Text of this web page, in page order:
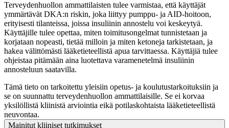
Terveydenhuollon ammattilaisten tulee varmistaa, että käyttäjät
ymmärtävät DKA:n riskin, joka liittyy pumppu- ja AID-hoitoon,
erityisesti tilanteissa, joissa insuliinin annostelu voi keskeytyä.
Käyttäjille tulee opettaa, miten toimitusongelmat tunnistetaan ja
korjataan nopeasti, tietää milloin ja miten ketoneja tarkistetaan, ja
hakea välittömästi lääketieteellistä apua tarvittaessa. Käyttäjiä tulee
ohjeistaa pitämään aina luotettava varamenetelmä insuliinin
annosteluun saatavilla.
Tämä tieto on tarkoitettu yleisiin opetus- ja koulutustarkoituksiin ja
se on suunnattu terveydenhuollon ammattilaisille. Se ei korvaa
yksilöllistä kliinistä arviointia eikä potilaskohtaista lääketieteellistä
neuvontaa.
Mainitut kliiniset tutkimukset